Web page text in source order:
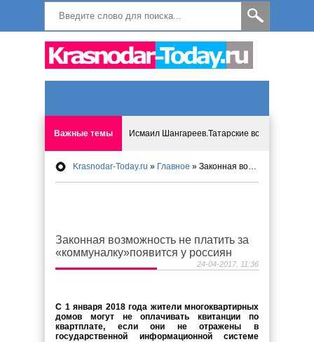
Важные темы Исмаил Шангареев.Татарские встречи на
Программа «Мир без слёз» впервые в Анапе:
Исмагил Шангареев. В поисках внутренней
Krasnodar-Today.ru » Главное » Законная возможность не платить за «коммуналку»появится у россиян
Законная возможность не платить за
«коммуналку»появится у россиян
24-04-2017, 11:36
С 1 января 2018 года жители многоквартирных
домов могут не оплачивать квитанции по
квартплате, если они не отражены в
государственной информационной системе